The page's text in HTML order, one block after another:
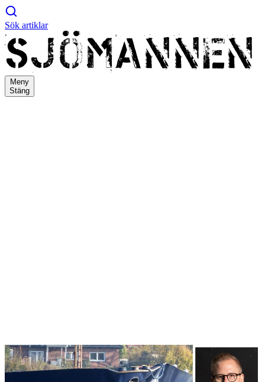
Sök artiklar
Meny
Stäng